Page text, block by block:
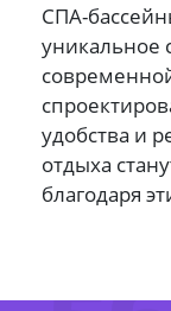
СПА-
уникальное
удобства и
отдыха
благодаря
идеально